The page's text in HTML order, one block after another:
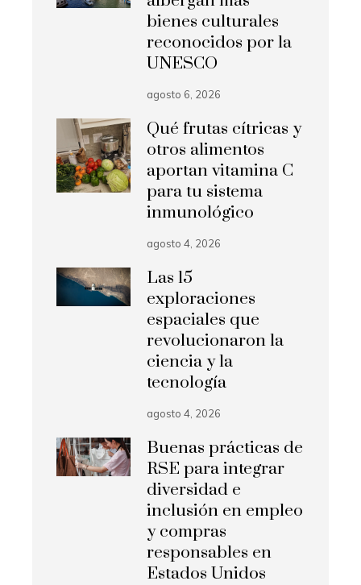
bienes culturales
reconocidos por la
UNESCO
agosto 6, 2026
Qué frutas cítricas y
otros alimentos
aportan vitamina C
para tu sistema
inmunológico
agosto 4, 2026
Las 15
exploraciones
espaciales que
revolucionaron la
ciencia y la
tecnología
agosto 4, 2026
Buenas prácticas de
RSE para integrar
diversidad e
inclusión en empleo
y compras
responsables en
Estados Unidos